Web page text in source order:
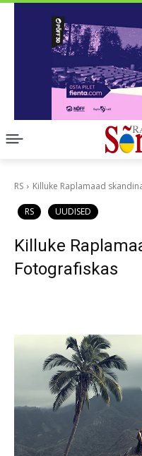
RS Killuke Raplamaad
RS UUDISED
Killuke
Fotografiskas